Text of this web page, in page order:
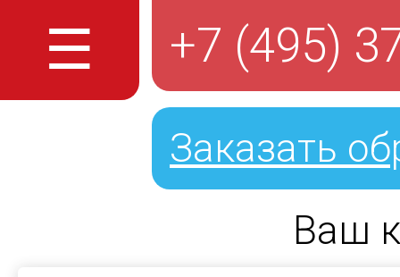
☰ +7 (495)
Заказать
Ваш